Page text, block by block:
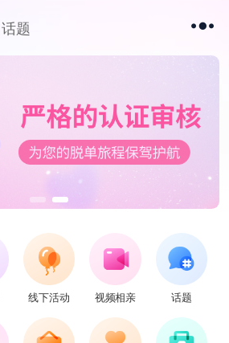
话题
线下活动 视频相亲 话题